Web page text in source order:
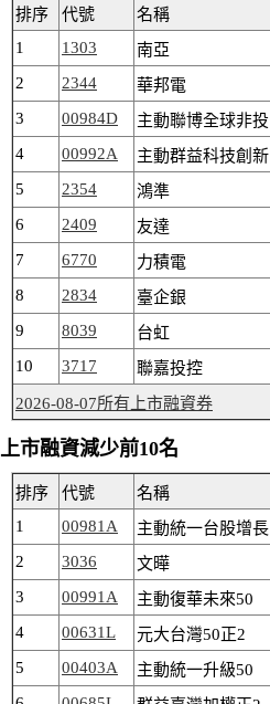
排序 代號 名稱
1
1303 南亞
2
2344 華邦電
3
00984D 主動聯博全球非投
4
00992A 主動群益科技創新
5
2354 鴻準
6
2409 友達
7
6770 力積電
8
2834 臺企銀
9
8039 台虹
10
3717 聯嘉投控
2026-08-07所有上市融資券
上市融資減少前10名
排序 代號 名稱
1
00981A 主動統一台股增長
2
3036 文曄
3
00991A 主動復華未來50
4
00631L 元大台灣50正2
5
00403A 主動統一升級50